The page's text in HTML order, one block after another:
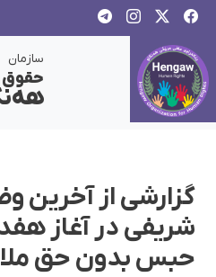
سازمان
گزارشی از آخرین
شریفی در آغاز
حبس بدون حق